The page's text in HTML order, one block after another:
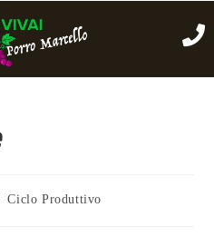
Ciclo Produttivo